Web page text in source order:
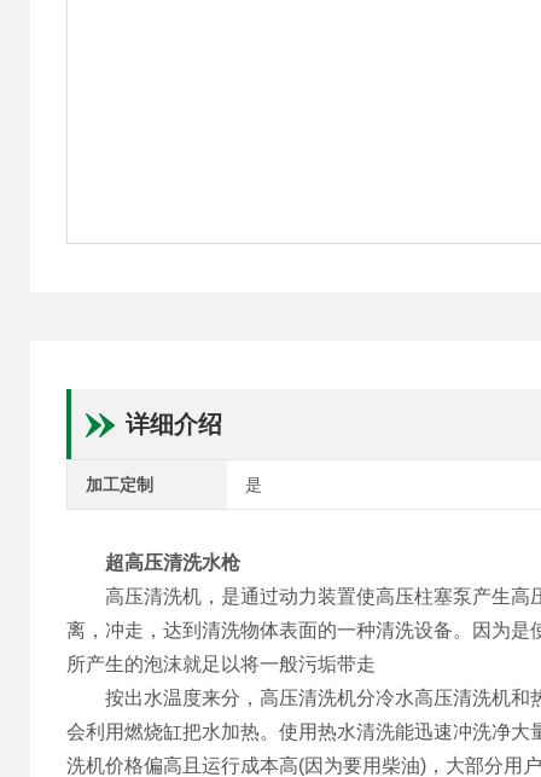
详细介绍
加工定制 是
超高压清洗水枪
高压清洗机，是通过动力装置使高压柱塞泵产生高
离，冲走，达到清洗物体表面的一种清洗设备。因为
所产生的泡沫就足以将一般污垢带走
按出水温度来分，高压清洗机分冷水高压清洗机和
会利用燃烧缸把水加热。使用热水清洗能迅速冲洗净
洗机价格偏高且运行成本高(因为要用柴油)，大部分用